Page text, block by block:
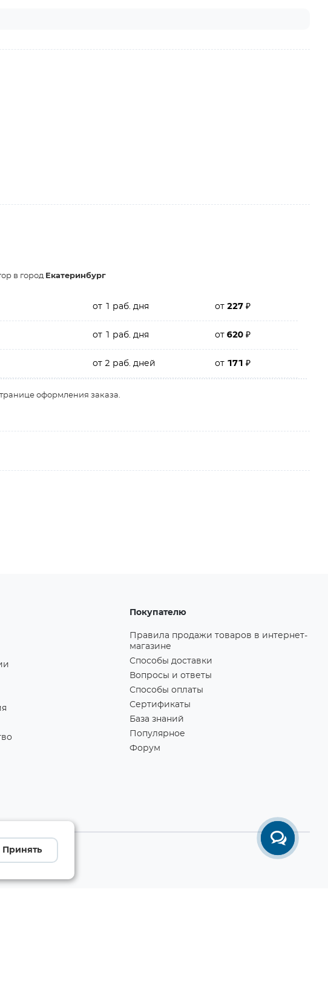
в город Екатеринбург
от 1 раб. дня от227₽
от 1 раб. дня от620₽
от 2 раб. дней от 171₽
оформления заказа.
Покупателю
Правила продажи товаров в интернет-
магазине
Способы доставки
Вопросы и ответы
Способы оплаты
Сертификаты
База знаний
Популярное
Форум
Принять